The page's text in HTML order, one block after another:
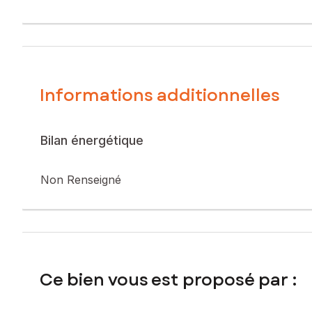
séparé.
À l’extérieur, la maison dispose d’une cour, d’une
Possibilité de récupérer la maison en juillet 2027, offrant
Accès rapide aux axes autoroutiers
Investissement locatif stable
Une belle opportunité pour un investisseur souhaitant un
Claire Palczynski Safti
Les informations sur les risques auxquels ce bien est
Informations additionnelles
Bilan énergétique
Non Renseigné
Ce bien vous est proposé par :